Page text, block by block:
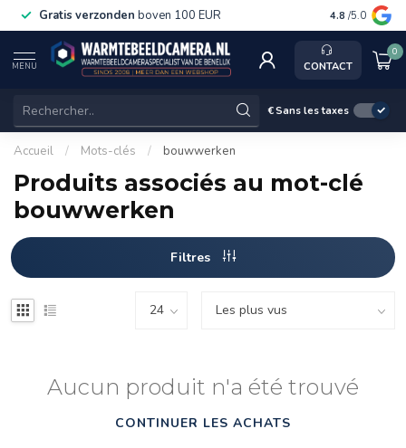
Gratis verzonden boven 100 EUR Service,
4.8 /5.0
MENU CONTACT
0
€Sans les taxes
Accueil / Mots-clés / bouwwerken
Produits associés au mot-clé
bouwwerken
Filtres
Aucun produit n'a été trouvé
CONTINUER LES ACHATS